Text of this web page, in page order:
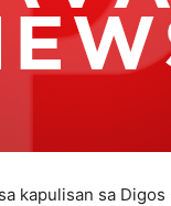
kapulisan sa